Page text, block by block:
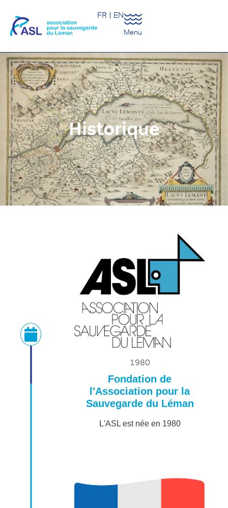
FR EN
Menu
Historique
1980
Fondation de
l'Association pour la
Sauvegarde du Léman
L'ASL est née en 1980